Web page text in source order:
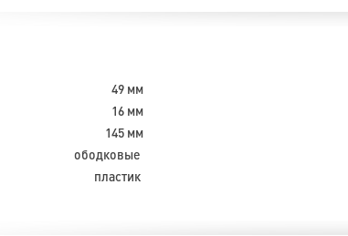
49 мм
16 мм
145 мм
ободковые
пластик